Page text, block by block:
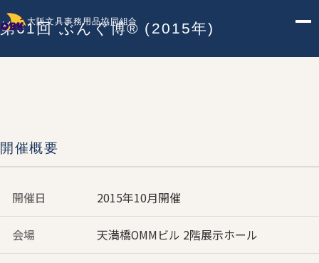
大阪文具事務用品協同組合
第61回 ぶんぐ博® (2015年)
開催概要
開催日 2015年10月開催
会場 天満橋OMMビル 2階展示ホール